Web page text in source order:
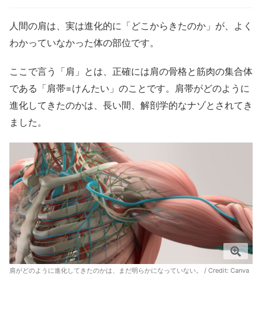
人間の肩は、実は進化的に「どこからきたのか」が、よく
わかっていなかった体の部位です。
ここで言う「肩」とは、正確には肩の骨格と筋肉の集合体
である「肩帯=けんたい」のことです。肩帯がどのように
進化してきたのかは、長い間、解剖学的なナゾとされてき
ました。
肩がどのように進化してきたのかは、まだ明らかになっていない。 / Credit: Canva